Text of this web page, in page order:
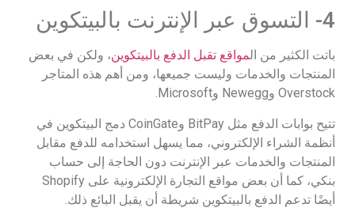
4- التسوق عبر الإنترنت بالبيتكوين
باتت الكثير من المواقع تقبل الدفع بالبيتكوين، ولكن في بعض
المنتجات والخدمات وليست جميعها، ومن أهم هذه المتاجر
Overstock وNewegg وMicrosoft.
تتيح بوابات الدفع مثل BitPay وCoinGate دمج البيتكوين في
أنظمة الشراء الإلكتروني، مما يسهل استخدامه للدفع مقابل
المنتجات والخدمات عبر الإنترنت دون الحاجة إلى حساب
بنكي، كما أن بعض مواقع التجارة الإلكترونية على Shopify
أيضًا تدعم الدفع بالبيتكوين شريطة أن يقبل البائع ذلك.